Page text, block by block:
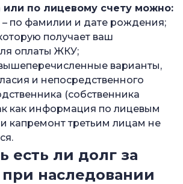
или по лицевому счету можно:
по фамилии и дате рождения;
получает ваш
оплаты ЖКУ;
варианты,
и непосредственного
(собственника
как информация по лицевым
капремонт третьим лицам не
есть ли долг за
при наследовании